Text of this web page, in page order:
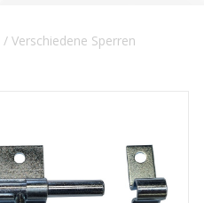
/ Verschiedene Sperren